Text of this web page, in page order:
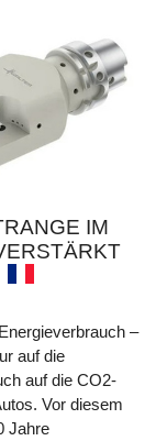
IM
–
auf die
auf die CO2-
Vor diesem
Jahre